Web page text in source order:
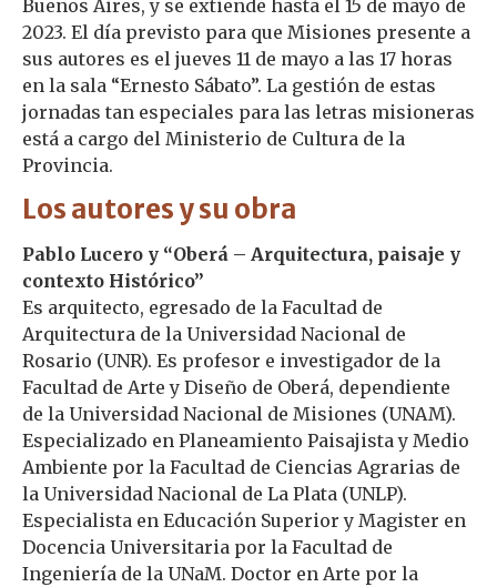
Buenos Aires, y se extiende hasta el 15 de mayo de
2023. El día previsto para que Misiones presente a
sus autores es el jueves 11 de mayo a las 17 horas
en la sala “Ernesto Sábato”. La gestión de estas
jornadas tan especiales para las letras misioneras
está a cargo del Ministerio de Cultura de la
Provincia.
Los autores y su obra
Pablo Lucero y “Oberá – Arquitectura, paisaje y
contexto Histórico”
Es arquitecto, egresado de la Facultad de
Arquitectura de la Universidad Nacional de
Rosario (UNR). Es profesor e investigador de la
Facultad de Arte y Diseño de Oberá, dependiente
de la Universidad Nacional de Misiones (UNAM).
Especializado en Planeamiento Paisajista y Medio
Ambiente por la Facultad de Ciencias Agrarias de
la Universidad Nacional de La Plata (UNLP).
Especialista en Educación Superior y Magister en
Docencia Universitaria por la Facultad de
Ingeniería de la UNaM. Doctor en Arte por la